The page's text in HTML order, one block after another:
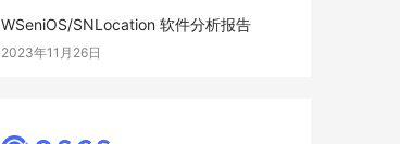
WSeniOS/SNLocation 软件分析报告
2023年11月26日